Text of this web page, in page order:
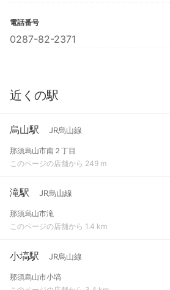
電話番号
0287-82-2371
近くの駅
烏山駅 JR烏山線
那須烏山市南２丁目
このページの店舗から 249 m
滝駅 JR烏山線
那須烏山市滝
このページの店舗から 1.4 km
小塙駅 JR烏山線
那須烏山市小塙